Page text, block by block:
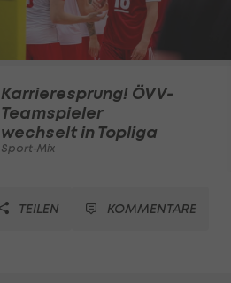
Karrieresprung! ÖVV-
Teamspieler
wechselt in Topliga
Sport-Mix
TEILEN KOMMENTARE